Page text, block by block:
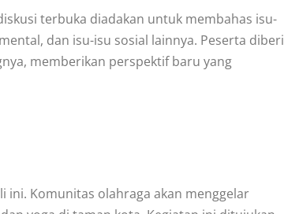
terbuka diadakan untuk membahas isu-
dan isu-isu sosial lainnya. Peserta diberi
memberikan perspektif baru yang
ini. Komunitas olahraga akan menggelar